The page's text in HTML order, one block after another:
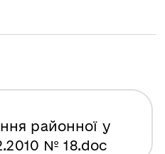
районної у
№ 18.doc